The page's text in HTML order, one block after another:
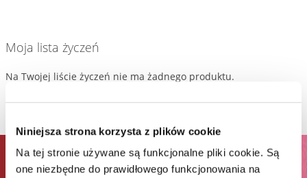
Niniejsza strona korzysta z plików cookie
Na tej stronie używane są funkcjonalne pliki cookie. Są
one niezbędne do prawidłowego funkcjonowania na
Moja lista życzeń
Na Twojej liście życzeń nie ma żadnego produktu.
ZAPISZ SIĘ DO NEWSLETTERA I